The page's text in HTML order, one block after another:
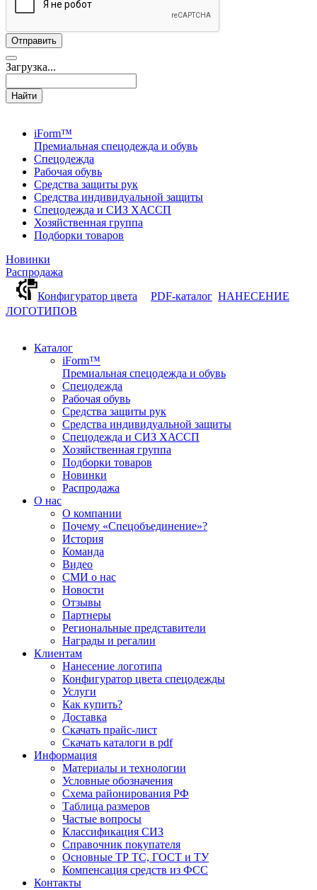
Загрузка...
Найти
iForm™
Премиальная спецодежда и обувь
Спецодежда
Рабочая обувь
Средства защиты рук
Средства индивидуальной защиты
Спецодежда и СИЗ ХАССП
Хозяйственная группа
Подборки товаров
Новинки
Распродажа
Конфигуратор цвета
PDF-каталог НАНЕСЕНИЕ
ЛОГОТИПОВ
Каталог
iForm™
Премиальная спецодежда и обувь
Спецодежда
Рабочая обувь
Средства защиты рук
Средства индивидуальной защиты
Спецодежда и СИЗ ХАССП
Хозяйственная группа
Подборки товаров
Новинки
Распродажа
О нас
О компании
Почему «Спецобъединение»?
История
Команда
Видео
СМИ о нас
Новости
Отзывы
Партнеры
Региональные представители
Награды и регалии
Клиентам
Нанесение логотипа
Конфигуратор цвета спецодежды
Услуги
Как купить?
Доставка
Скачать прайс-лист
Скачать каталоги в pdf
Информация
Материалы и технологии
Условные обозначения
Схема районирования РФ
Таблица размеров
Частые вопросы
Классификация СИЗ
Справочник покупателя
Основные ТР ТС, ГОСТ и ТУ
Компенсация средств из ФСС
Контакты